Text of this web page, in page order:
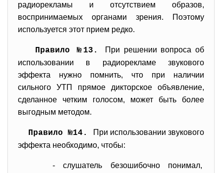
радиорекламы и отсутствием образов,
воспринимаемых органами зрения. Поэтому
используется этот прием редко.
Правило №13.
При решении вопроса об
использовании в радиорекламе звукового
эффекта нужно помнить, что при наличии
сильного УТП прямое дикторское объявление,
сделанное четким голосом, может быть более
выгодным методом.
Правило №14.
При использовании звукового
эффекта необходимо, чтобы:
- слушатель безошибочно понимал,